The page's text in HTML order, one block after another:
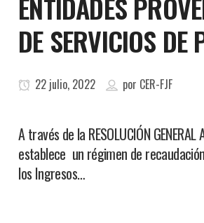
DE SERVICIOS DE
22 julio, 2022 por CER-FJF
A través de la RESOLUCIÓN
establece un régimen de
los Ingresos…